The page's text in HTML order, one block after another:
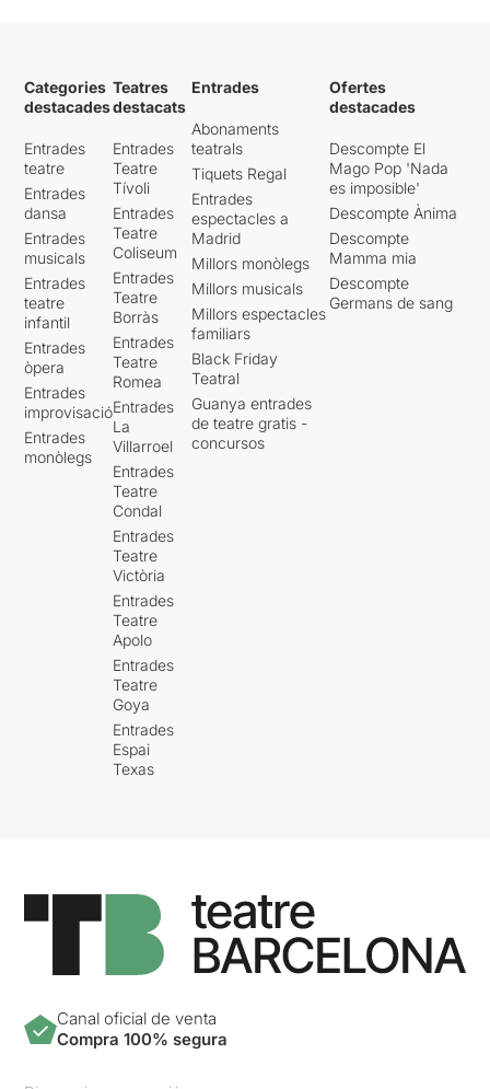
Categories
destacades
Entrades
teatre
Entrades
dansa
Entrades
musicals
Entrades
teatre
infantil
Entrades
òpera
Entrades
improvisació
Entrades
monòlegs
Teatres
destacats
Entrades
Teatre
Tívoli
Entrades
Teatre
Coliseum
Entrades
Teatre
Borràs
Entrades
Teatre
Romea
Entrades
La
Villarroel
Entrades
Teatre
Condal
Entrades
Teatre
Victòria
Entrades
Teatre
Apolo
Entrades
Teatre
Goya
Entrades
Espai
Texas
Entrades
Abonaments
teatrals
Tiquets Regal
Entrades
espectacles a
Madrid
Millors monòlegs
Millors musicals
Millors espectacles
familiars
Black Friday
Teatral
Guanya entrades
de teatre gratis -
concursos
Ofertes
destacades
Descompte El
Mago Pop 'Nada
es imposible'
Descompte Ànima
Descompte
Mamma mia
Descompte
Germans de sang
Canal oficial de venta
Compra 100% segura